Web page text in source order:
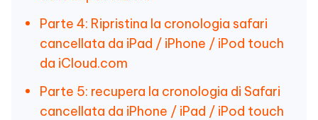
Parte 4: Ripristina la cronologia safari
cancellata da iPad / iPhone / iPod touch
da iCloud.com
Parte 5: recupera la cronologia di Safari
cancellata da iPhone / iPad / iPod touch